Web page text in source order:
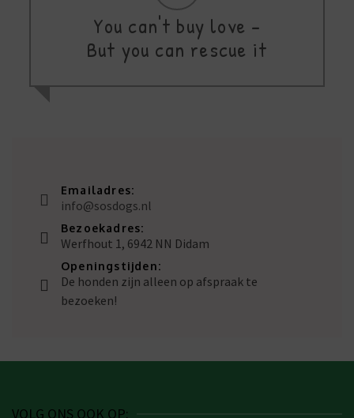
You can't buy love -
But you can rescue it
Emailadres:
info@sosdogs.nl
Bezoekadres:
Werfhout 1, 6942 NN Didam
Openingstijden:
De honden zijn alleen op afspraak te
bezoeken!
VOLG ONS OOK OP: